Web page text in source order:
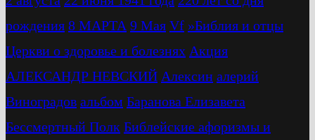
рождения 8 МАРТА 9 Мая Vf »Библия и отцы
Церкви о здоровье и болезнях Акция
АЛЕКСАНДР НЕВСКИЙ Алексин алерий
Виноградов альбом Баранова Елизавета
Бессмертный Полк Библейские афоризмы и